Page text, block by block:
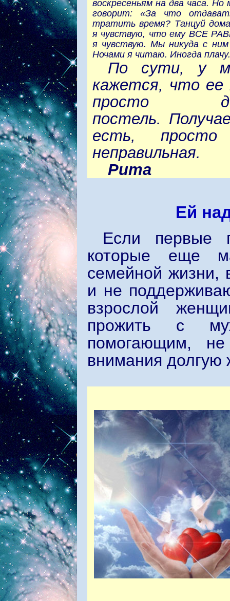
воскресеньям на два часа.
говорит: «За что
тратить время? Танцуй
я чувствую, что ему ВСЕ
я чувствую. Мы никуда с
Ночами я читаю. Иногда плачу.
По сути, у
кажется, что ее
просто дом-
постель.
есть, просто
неправильная.
Рита
Ей
Если первые
которые еще
семейной жизни,
и не
взрослой
прожить с
помогающим,
внимания